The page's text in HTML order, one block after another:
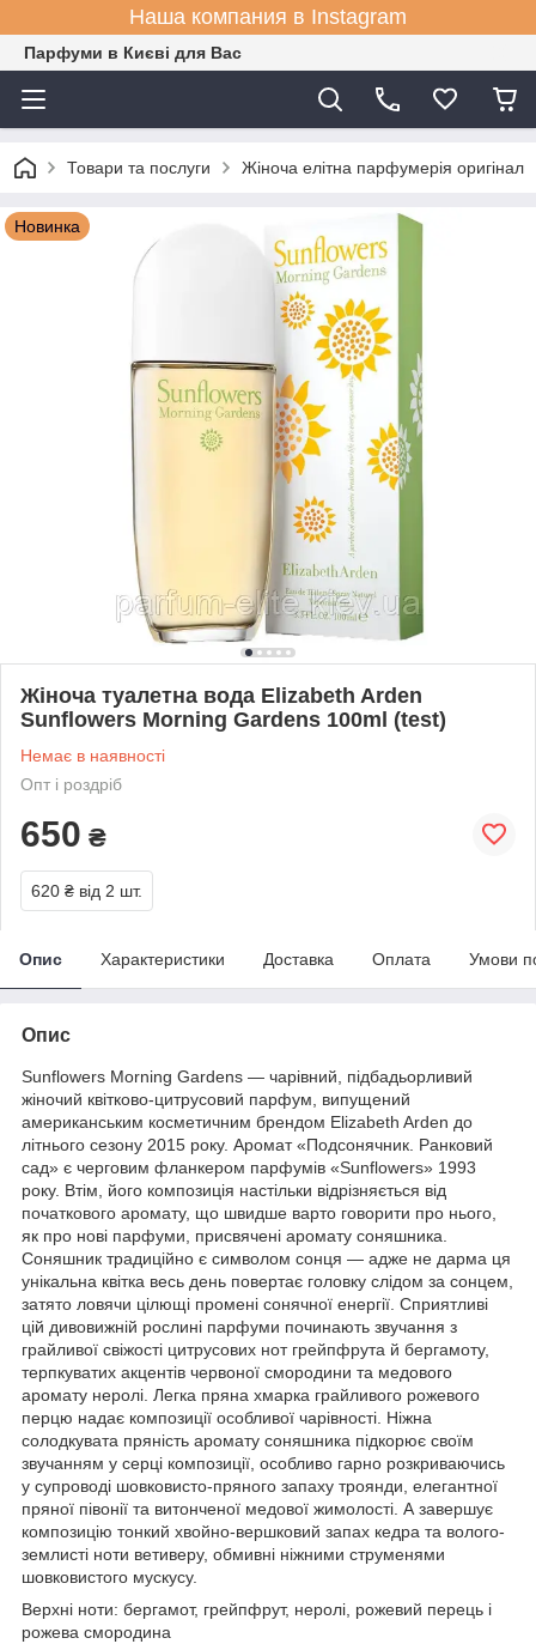
Наша компания в Instagram
Парфуми в Києві для Вас
Товари та послуги Жіноча елітна парфумерія оригінал
Новинка
Жіноча туалетна вода Elizabeth Arden
Sunflowers Morning Gardens 100ml (test)
Немає в наявності
Опт і роздріб
650 ₴
620 ₴ від 2 шт.
Опис Характеристики Доставка Оплата Умови
Опис
Sunflowers Morning Gardens — чарівний, підбадьорливий
жіночий квітково-цитрусовий парфум, випущений
американським косметичним брендом Elizabeth Arden до
літнього сезону 2015 року. Аромат «Подсонячник. Ранковий
сад» є черговим фланкером парфумів «Sunflowers» 1993
року. Втім, його композиція настільки відрізняється від
початкового аромату, що швидше варто говорити про нього,
як про нові парфуми, присвячені аромату соняшника.
Соняшник традиційно є символом сонця — адже не дарма ця
унікальна квітка весь день повертає головку слідом за сонцем,
затято ловячи цілющі промені сонячної енергії. Сприятливі
цій дивовижній рослині парфуми починають звучання з
грайливої свіжості цитрусових нот грейпфрута й бергамоту,
терпкуватих акцентів червоної смородини та медового
аромату неролі. Легка пряна хмарка грайливого рожевого
перцю надає композиції особливої чарівності. Ніжна
солодкувата пряність аромату соняшника підкорює своїм
звучанням у серці композиції, особливо гарно розкриваючись
у супроводі шовковисто-пряного запаху троянди, елегантної
пряної півонії та витонченої медової жимолості. А завершує
композицію тонкий хвойно-вершковий запах кедра та волого-
землисті ноти ветиверу, обмивні ніжними струменями
шовковистого мускусу.
Верхні ноти: бергамот, грейпфрут, неролі, рожевий перець і
рожева смородина